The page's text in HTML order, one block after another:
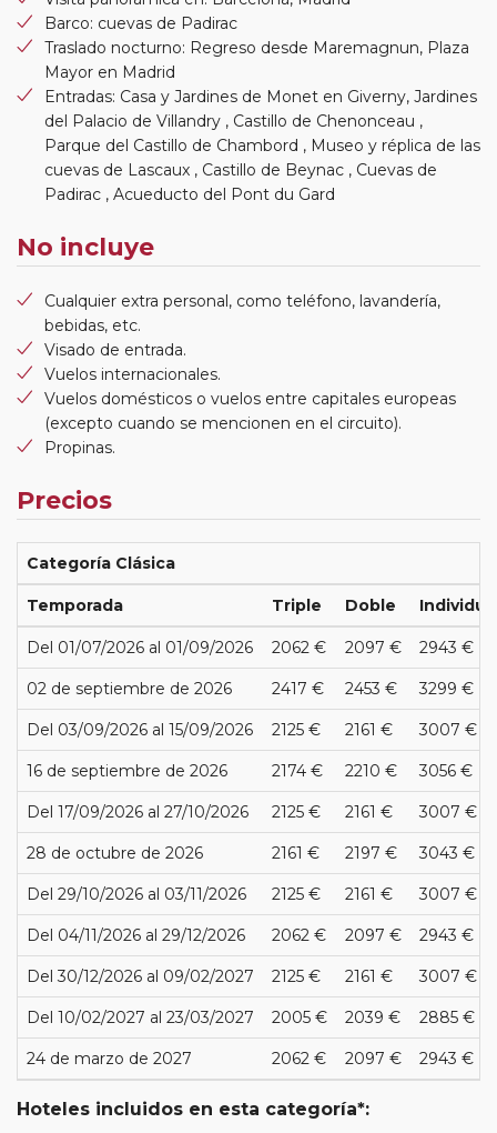
Barco: cuevas de Padirac
Traslado nocturno: Regreso desde Maremagnun, Plaza
Mayor en Madrid
Entradas: Casa y Jardines de Monet en Giverny, Jardines
del Palacio de Villandry , Castillo de Chenonceau ,
Parque del Castillo de Chambord , Museo y réplica de las
cuevas de Lascaux , Castillo de Beynac , Cuevas de
Padirac , Acueducto del Pont du Gard
No incluye
Cualquier extra personal, como teléfono, lavandería,
bebidas, etc.
Visado de entrada.
Vuelos internacionales.
Vuelos domésticos o vuelos entre capitales europeas
(excepto cuando se mencionen en el circuito).
Propinas.
Precios
Categoría Clásica
Temporada Triple Doble
Del 01/07/2026 al 01/09/2026 2062 € 2097 € 2943 €
02 de septiembre de 2026 2417 € 2453 € 3299 €
Del 03/09/2026 al 15/09/2026 2125 € 2161 € 3007 €
16 de septiembre de 2026 2174 € 2210 € 3056 €
Del 17/09/2026 al 27/10/2026 2125 € 2161 € 3007 €
28 de octubre de 2026 2161 € 2197 € 3043 €
Del 29/10/2026 al 03/11/2026 2125 € 2161 € 3007 €
Del 04/11/2026 al 29/12/2026 2062 € 2097 € 2943 €
Del 30/12/2026 al 09/02/2027 2125 € 2161 € 3007 €
Del 10/02/2027 al 23/03/2027 2005 € 2039 € 2885 €
24 de marzo de 2027 2062 € 2097 € 2943 €
Hoteles incluidos en esta categoría*: